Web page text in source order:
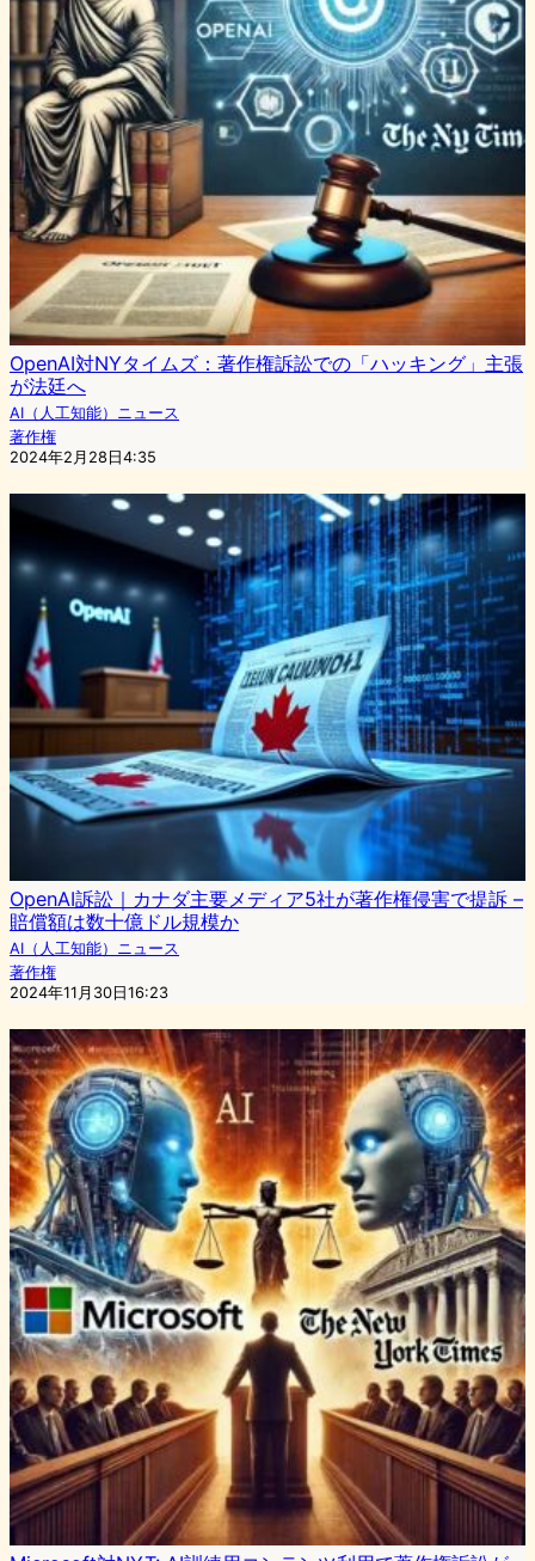
OpenAI対NYタイムズ：著作権訴訟での「ハッキング」主張
が法廷へ
AI（人工知能）ニュース
著作権
2024年2月28日4:35
OpenAI訴訟｜カナダ主要メディア5社が著作権侵害で提訴 –
賠償額は数十億ドル規模か
AI（人工知能）ニュース
著作権
2024年11月30日16:23